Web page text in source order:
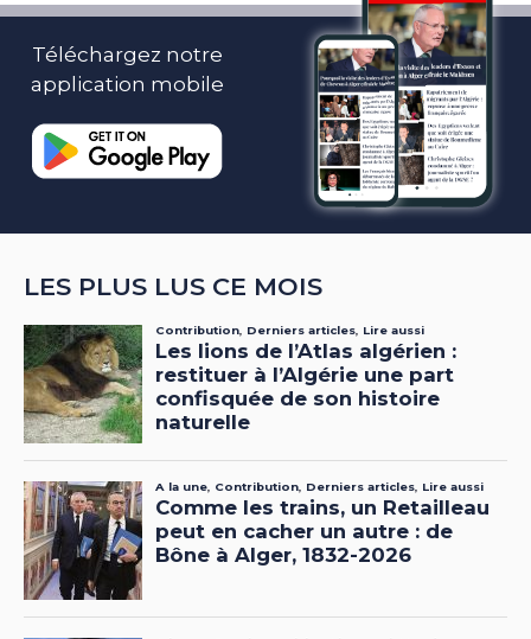
Téléchargez notre
application mobile
LES PLUS LUS CE MOIS